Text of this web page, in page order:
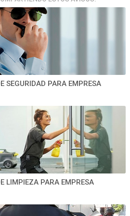
SEGURIDAD PARA EMPRESA
LIMPIEZA PARA EMPRESA